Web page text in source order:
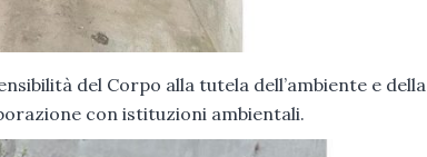
del Corpo alla tutela dell’ambiente e della
con istituzioni ambientali.